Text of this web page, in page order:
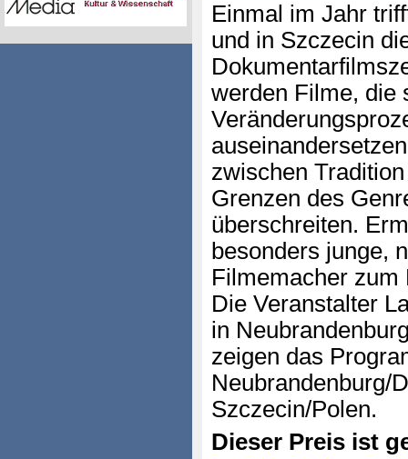
Einmal im Jahr
und in Szczecin
werden Filme, die
zwischen
Grenzen des
überschreiten.
besonders junge,
Filmemacher zum
Die Veranstalter
in
zeigen das
Neubrandenburg/
Szczecin/Polen.
Dieser Preis ist